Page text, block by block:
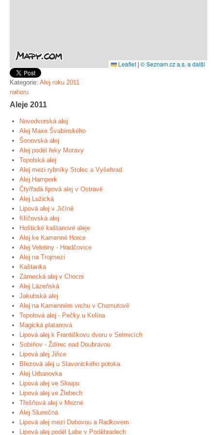
Leaflet | © Seznam.cz a.s. a další
Kategorie: Alej roku 2011
nahoru
Aleje 2011
Novodvorská alej
Alej Maxe Švabinského
Šonovská alej
Alej podél řeky Moravy
Topolská alej
Alej mezi rybníky Stolec a Vyšehrad
Alej Hamperk
Čtyřřadá lipová alej v Ostravě
Alej Lužická
Lipová alej v Jičíně
Klíčovská alej
Hoštické kaštanové aleje
Alej ke Kamenné Horce
Alej Veletiny - Hradčovice
Alej na Trojmezí
Kaštanka
Zámecká alej v Chocni
Alej Lázeňská
Jakubská alej
Alej na Kamenném vrchu v Chomutově
Topolová alej - Pečky u Kolína
Magická platanová
Lipová alej k Františkovu dvoru v Selmicích
Sobíňov - Ždírec nad Doubravou
Lipová alej Jiřice
Březová alej u Slavonického potoka
Alej Urbanovka
Lipová alej ve Sloupu
Lipová alej ve Žlebech
Třešňová alej v Mezné
Alej Slunečná
Lipová alej mezi Dubovou a Radkovem
Lipová alej podél Labe v Poděbradech